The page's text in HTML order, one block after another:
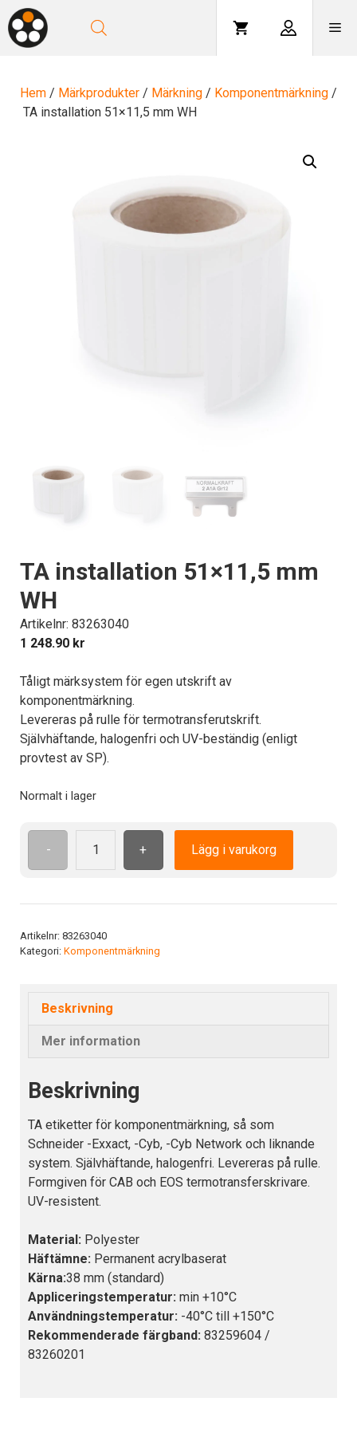
Hoppa
till
innehåll
Hem / Märkprodukter / Märkning / Komponentmärkning /
TA installation 51×11,5 mm WH
TA installation 51×11,5 mm
WH
Artikelnr: 83263040
1 248.90 kr
Tåligt märksystem för egen utskrift av
komponentmärkning.
Levereras på rulle för termotransferutskrift.
Självhäftande, halogenfri och UV-beständig (enligt
provtest av SP).
Normalt i lager
- + Lägg i varukorg
Artikelnr: 83263040
Kategori: Komponentmärkning
Beskrivning
Mer information
Beskrivning
TA etiketter för komponentmärkning, så som
Schneider -Exxact, -Cyb, -Cyb Network och liknande
system. Självhäftande, halogenfri. Levereras på rulle.
Formgiven för CAB och EOS termotransferskrivare.
UV-resistent.
Material: Polyester
Häftämne: Permanent acrylbaserat
Kärna:38 mm (standard)
Appliceringstemperatur: min +10°C
Användningstemperatur: -40°C till +150°C
Rekommenderade färgband: 83259604 /
83260201